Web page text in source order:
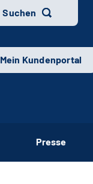
Suchen
Mein Kundenportal
Presse